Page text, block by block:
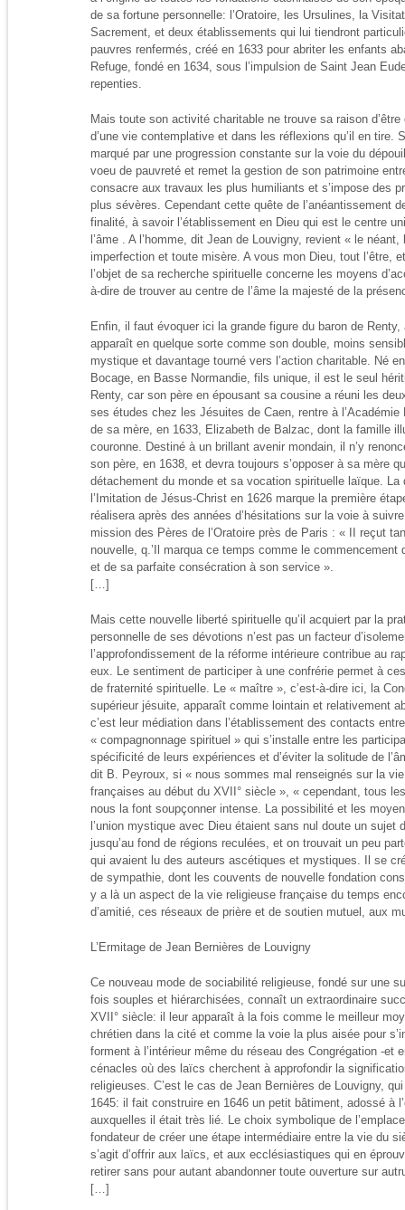
de sa fortune personnelle: l’Oratoire, les Ursulines, la
Sacrement, et deux établissements qui lui tiendront
pauvres renfermés, créé en 1633 pour abriter les enfants
Refuge, fondé en 1634, sous l’impulsion de Saint Jean
repenties.
Mais toute son activité charitable ne trouve sa raison d’être
d’une vie contemplative et dans les réflexions qu’il en tire.
marqué par une progression constante sur la voie du
voeu de pauvreté et remet la gestion de son patrimoine
consacre aux travaux les plus humiliants et s’impose des
plus sévères. Cependant cette quête de l’anéantissement
finalité, à savoir l’établissement en Dieu qui est le centre
l’âme . A l’homme, dit Jean de Louvigny, revient « le
imperfection et toute misère. A vous mon Dieu, tout l’être,
l’objet de sa recherche spirituelle concerne les moyens
à-dire de trouver au centre de l’âme la majesté de la
Enfin, il faut évoquer ici la grande figure du baron de
apparaît en quelque sorte comme son double, moins
mystique et davantage tourné vers l’action charitable. Né
Bocage, en Basse Normandie, fils unique, il est le seul
Renty, car son père en épousant sa cousine a réuni les
ses études chez les Jésuites de Caen, rentre à l’Académie
de sa mère, en 1633, Elizabeth de Balzac, dont la famille
couronne. Destiné à un brillant avenir mondain, il n’y
son père, en 1638, et devra toujours s’opposer à sa mère
détachement du monde et sa vocation spirituelle laïque. La
l’Imitation de Jésus-Christ en 1626 marque la première
réalisera après des années d’hésitations sur la voie à
mission des Pères de l’Oratoire près de Paris : « II reçut
nouvelle, q.’Il marqua ce temps comme le commencement
et de sa parfaite consécration à son service ».
[…]
Mais cette nouvelle liberté spirituelle qu’il acquiert par la
personnelle de ses dévotions n’est pas un facteur
l’approfondissement de la réforme intérieure contribue au
eux. Le sentiment de participer à une confrérie permet à
de fraternité spirituelle. Le « maître », c’est-à-dire ici, la
supérieur jésuite, apparaît comme lointain et relativement
c’est leur médiation dans l’établissement des contacts
« compagnonnage spirituel » qui s’installe entre les
spécificité de leurs expériences et d’éviter la solitude de
dit B. Peyroux, si « nous sommes mal renseignés sur la
françaises au début du XVII° siècle », « cependant, tous
nous la font soupçonner intense. La possibilité et les
l’union mystique avec Dieu étaient sans nul doute un sujet
jusqu’au fond de régions reculées, et on trouvait un peu
qui avaient lu des auteurs ascétiques et mystiques. Il se
de sympathie, dont les couvents de nouvelle fondation
y a là un aspect de la vie religieuse française du temps
d’amitié, ces réseaux de prière et de soutien mutuel, aux
L’Ermitage de Jean Bernières de Louvigny
Ce nouveau mode de sociabilité religieuse, fondé sur une
fois souples et hiérarchisées, connaît un extraordinaire
XVII° siècle: il leur apparaît à la fois comme le meilleur
chrétien dans la cité et comme la voie la plus aisée pour
forment à l’intérieur même du réseau des Congrégation -et
cénacles où des laïcs cherchent à approfondir la
religieuses. C’est le cas de Jean Bernières de Louvigny,
1645: il fait construire en 1646 un petit bâtiment, adossé à
auxquelles il était très lié. Le choix symbolique de
fondateur de créer une étape intermédiaire entre la vie du
s’agit d’offrir aux laïcs, et aux ecclésiastiques qui en
retirer sans pour autant abandonner toute ouverture sur
[…]